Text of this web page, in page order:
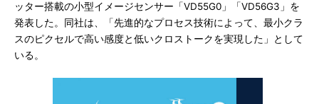
ッター搭載の小型イメージセンサー「VD55G0」「VD56G3」を
発表した。同社は、「先進的なプロセス技術によって、最小クラ
スのピクセルで高い感度と低いクロストークを実現した」として
いる。